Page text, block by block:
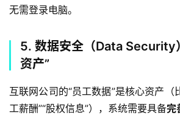
无需登录电脑。
5. 数据安全（Data Security
资产”
互联网公司的“员工数据”是核心资产（
工薪酬”“股权信息”），系统需要具备完